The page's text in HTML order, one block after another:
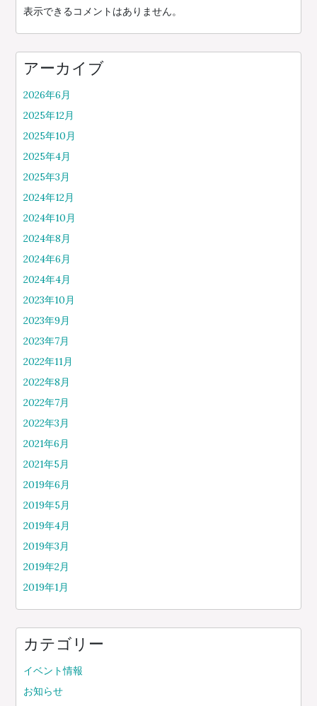
表示できるコメントはありません。
アーカイブ
2026年6月
2025年12月
2025年10月
2025年4月
2025年3月
2024年12月
2024年10月
2024年8月
2024年6月
2024年4月
2023年10月
2023年9月
2023年7月
2022年11月
2022年8月
2022年7月
2022年3月
2021年6月
2021年5月
2019年6月
2019年5月
2019年4月
2019年3月
2019年2月
2019年1月
カテゴリー
イベント情報
お知らせ